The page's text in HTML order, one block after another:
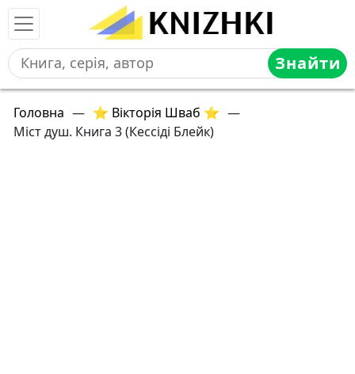
Знайти
Головна — ⭐ Вікторія Шваб ⭐ —
Міст душ. Книга 3 (Кессіді Блейк)